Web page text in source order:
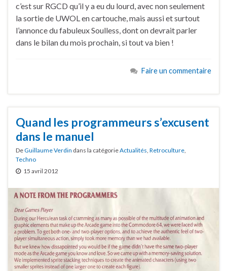
c’est sur RGCD qu’il y a eu du lourd, avec non seulement
la sortie de UWOL en cartouche, mais aussi et surtout
l’annonce du fabuleux Soulless, dont on devrait parler
dans le bilan du mois prochain, si tout va bien !
Faire un commentaire
Quand les programmeurs s’excusent
dans le manuel
DeGuillaume Verdin dans la catégorieActualités Retroculture
Techno
15 avril 2012